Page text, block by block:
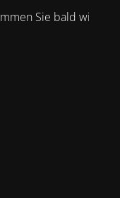
Sie bald wieder.